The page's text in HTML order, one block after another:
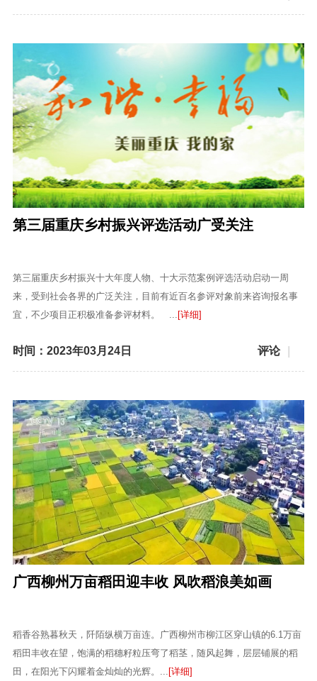
第三届重庆乡村振兴评选活动广受关注
第三届重庆乡村振兴十大年度人物、十大示范案例评选活动启动一周
来，受到社会各界的广泛关注，目前有近百名参评对象前来咨询报名事
宜，不少项目正积极准备参评材料。 ... [详细]
评论
时间：2023年03月24日
广西柳州万亩稻田迎丰收 风吹稻浪美如画
稻香谷熟暮秋天，阡陌纵横万亩连。广西柳州市柳江区穿山镇的6.1万亩
稻田丰收在望，饱满的稻穗籽粒压弯了稻茎，随风起舞，层层铺展的稻
田，在阳光下闪耀着金灿灿的光辉。...
[详细]